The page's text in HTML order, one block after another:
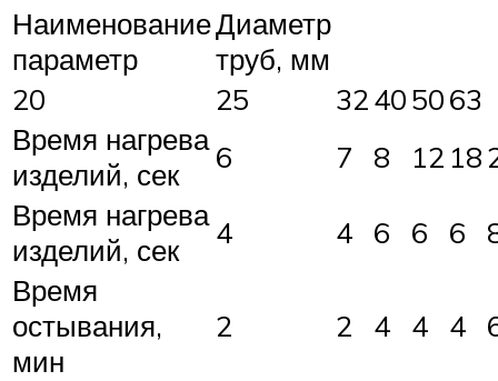
Наименование
параметр
Диаметр
труб, мм
20
25 32405063
Время нагрева
изделий, сек
6 7 8 12 18
Время нагрева
изделий, сек
4 4 6 6 6
Время
остывания,
мин
2 2 4 4 4